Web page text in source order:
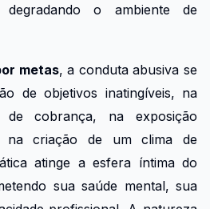
o ambiente de
metas, a conduta abusiva se
de objetivos inatingíveis, na
de cobrança, na exposição
na criação de um clima de
atinge a esfera íntima do
sua saúde mental, sua